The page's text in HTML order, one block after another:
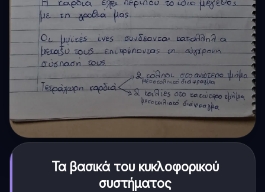
Τα βασικά του κυκλοφορικού
συστήματος